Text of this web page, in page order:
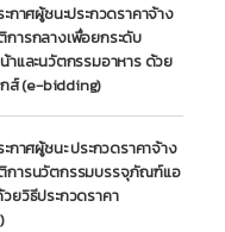
าศผู้ชนะประกวดราคาจ้าง
ารกลางเพื่อยกระดับ
และนวัตกรรมอาหาร ด้วย
กส์ (e-bidding)
าศผู้ชนะ ประกวดราคาจ้าง
ารนวัตกรรมบรรจุภัณฑ์แอ
วิธีประกวดราคา